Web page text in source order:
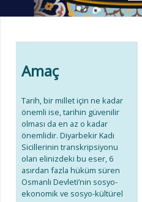
Amaç
Tarih, bir millet için ne kadar
önemli ise, tarihin güvenilir
olması da en az o kadar
önemlidir. Diyarbekir Kadı
Sicillerinin transkripsiyonu
olan elinizdeki bu eser, 6
asırdan fazla hüküm süren
Osmanlı Devleti’nin sosyo-
ekonomik ve sosyo-kültürel